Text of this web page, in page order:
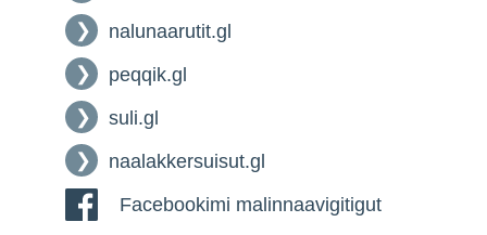
nalunaarutit.gl
peqqik.gl
suli.gl
naalakkersuisut.gl
Facebookimi malinnaavigitigut